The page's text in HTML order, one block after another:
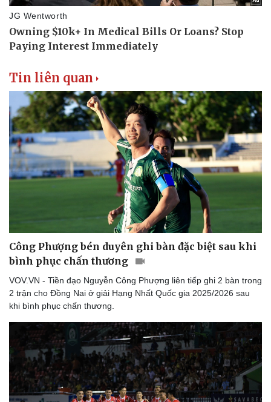
Thể thao
Bóng đá
Lịch thi đấu bóng đá
Thế giới thể thao
Ô tô - Xe máy
Ô tô
Xe máy
Tư vấn
Tin liên quan
Công Phượng bén duyên ghi bàn đặc biệt sau khi
bình phục chấn thương
VOV.VN - Tiền đạo Nguyễn Công Phượng liên tiếp ghi 2 bàn trong
2 trận cho Đồng Nai ở giải Hạng Nhất Quốc gia 2025/2026 sau
khi bình phục chấn thương.